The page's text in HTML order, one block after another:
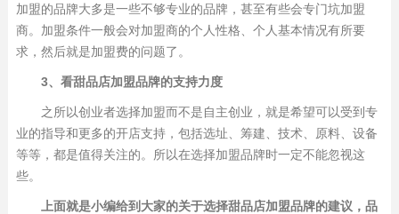
加盟的品牌大多是一些不够专业的品牌，甚至有些会专门坑加盟
商。加盟条件一般会对加盟商的个人性格、个人基本情况有所要
求，然后就是加盟费的问题了。
3、看甜品店加盟品牌的支持力度
之所以创业者选择加盟而不是自主创业，就是希望可以受到专
业的指导和更多的开店支持，包括选址、筹建、技术、原料、设备
等等，都是值得关注的。所以在选择加盟品牌时一定不能忽视这
些。
上面就是小编给到大家的关于选择甜品店加盟品牌的建议，品